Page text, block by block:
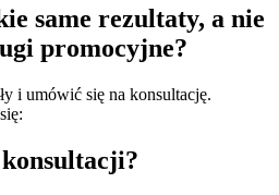
same rezultaty, a nie
promocyjne?
i umówić się na konsultację.